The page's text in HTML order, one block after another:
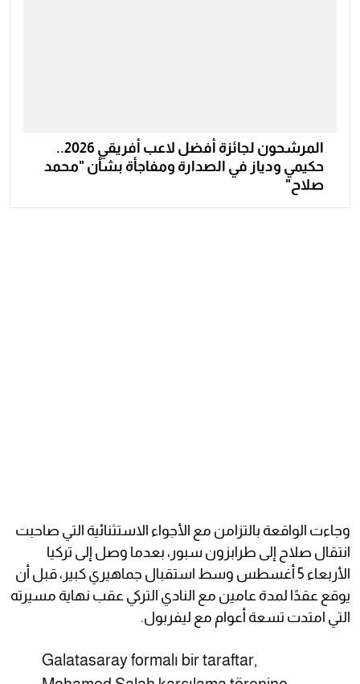
المرشحون لجائزة أفضل لاعب أفريقي 2026..
حكيمي ودياز في الصدارة ومفاجأة بشأن "محمد
صلاح"
وجاءت الواقعة بالتزامن مع الأجواء الاستثنائية التي صاحبت
انتقال صلاح إلى طرابزون سبور، بعدما وصل إلى تركيا
الأربعاء 5 أغسطس وسط استقبال جماهيري كبير، قبل أن
يوقع عقدًا لمدة عامين مع النادي التركي عقب نهاية مسيرته
التي امتدت تسعة أعوام مع ليفربول.
Galatasaray formalı bir taraftar,